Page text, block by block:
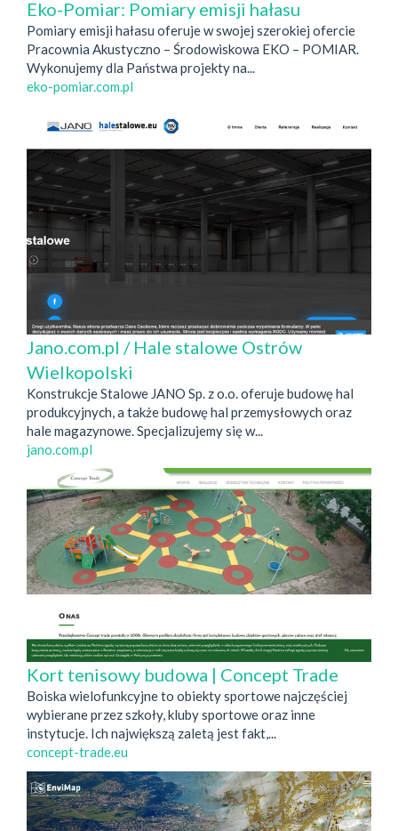
Eko-Pomiar: Pomiary emisji hałasu
Pomiary emisji hałasu oferuje w swojej szerokiej ofercie
Pracownia Akustyczno – Środowiskowa EKO – POMIAR.
Wykonujemy dla Państwa projekty na...
eko-pomiar.com.pl
Jano.com.pl / Hale stalowe Ostrów
Wielkopolski
Konstrukcje Stalowe JANO Sp. z o.o. oferuje budowę hal
produkcyjnych, a także budowę hal przemysłowych oraz
hale magazynowe. Specjalizujemy się w...
jano.com.pl
Kort tenisowy budowa | Concept Trade
Boiska wielofunkcyjne to obiekty sportowe najczęściej
wybierane przez szkoły, kluby sportowe oraz inne
instytucje. Ich największą zaletą jest fakt,...
concept-trade.eu